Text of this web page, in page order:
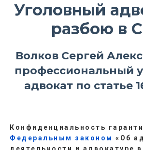
Уголовный
разбою в
Волков Сергей
профессиональный
адвокат по статье
Конфиденциальность
Федеральным законом «Об